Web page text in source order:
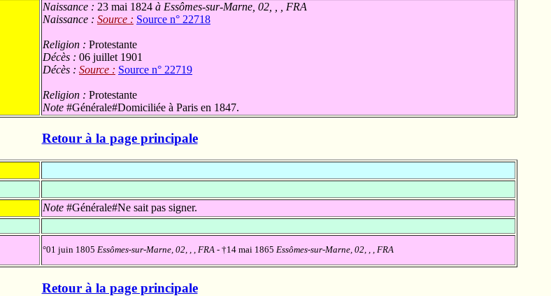
Naissance : 23 mai 1824 à Essômes-sur-Marne, 02, , , FRA
Naissance : Source : Source n° 22718
Religion : Protestante
Décès : 06 juillet 1901
Décès : Source : Source n° 22719
Religion : Protestante
Note #Générale#Domiciliée à Paris en 1847.
Retour à la page principale
Note #Générale#Ne sait pas signer.
°01 juin 1805 Essômes-sur-Marne, 02, , , FRA - †14 mai 1865 Essômes-sur-Marne, 02, , , FRA
Retour à la page principale